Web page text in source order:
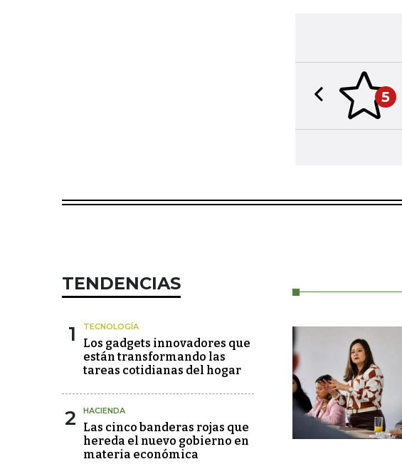
5
Previous slide
TENDENCIAS
1 TECNOLOGÍA
Los gadgets innovadores que
están transformando las
tareas cotidianas del hogar
2 HACIENDA
Las cinco banderas rojas que
hereda el nuevo gobierno en
materia económica